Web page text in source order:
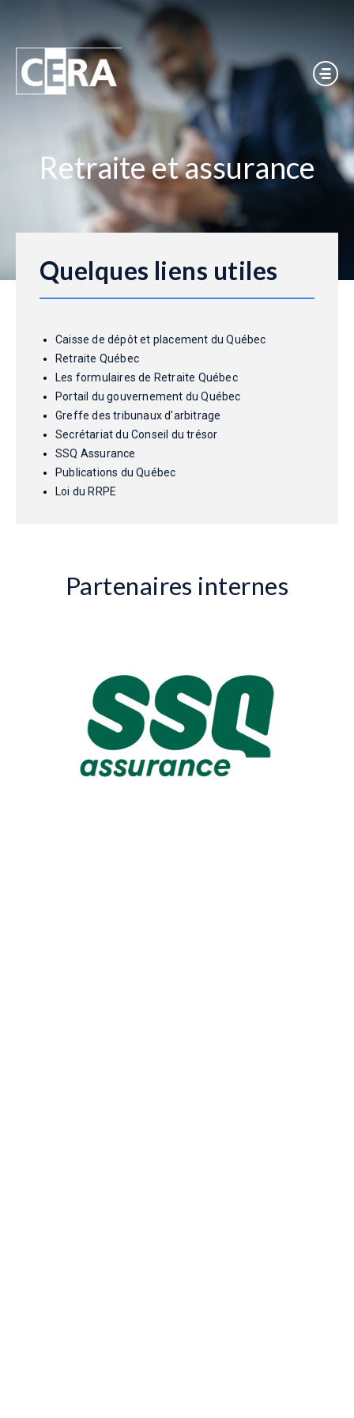
Retraite et assurance
Quelques liens utiles
Caisse de dépôt et placement du Québec
Retraite Québec
Les formulaires de Retraite Québec
Portail du gouvernement du Québec
Greffe des tribunaux d'arbitrage
Secrétariat du Conseil du trésor
SSQ Assurance
Publications du Québec
Loi du RRPE
Partenaires internes